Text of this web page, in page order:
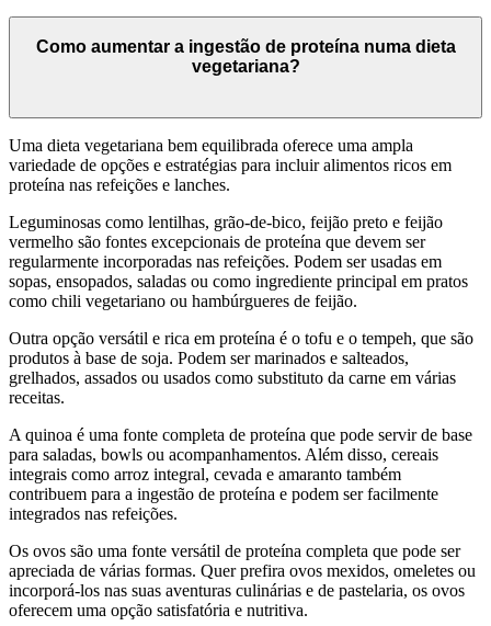
Como aumentar a ingestão de proteína numa dieta
vegetariana?
Uma dieta vegetariana bem equilibrada oferece uma ampla
variedade de opções e estratégias para incluir alimentos ricos em
proteína nas refeições e lanches.
Leguminosas como lentilhas, grão-de-bico, feijão preto e feijão
vermelho são fontes excepcionais de proteína que devem ser
regularmente incorporadas nas refeições. Podem ser usadas em
sopas, ensopados, saladas ou como ingrediente principal em pratos
como chili vegetariano ou hambúrgueres de feijão.
Outra opção versátil e rica em proteína é o tofu e o tempeh, que são
produtos à base de soja. Podem ser marinados e salteados,
grelhados, assados ou usados como substituto da carne em várias
receitas.
A quinoa é uma fonte completa de proteína que pode servir de base
para saladas, bowls ou acompanhamentos. Além disso, cereais
integrais como arroz integral, cevada e amaranto também
contribuem para a ingestão de proteína e podem ser facilmente
integrados nas refeições.
Os ovos são uma fonte versátil de proteína completa que pode ser
apreciada de várias formas. Quer prefira ovos mexidos, omeletes ou
incorporá-los nas suas aventuras culinárias e de pastelaria, os ovos
oferecem uma opção satisfatória e nutritiva.